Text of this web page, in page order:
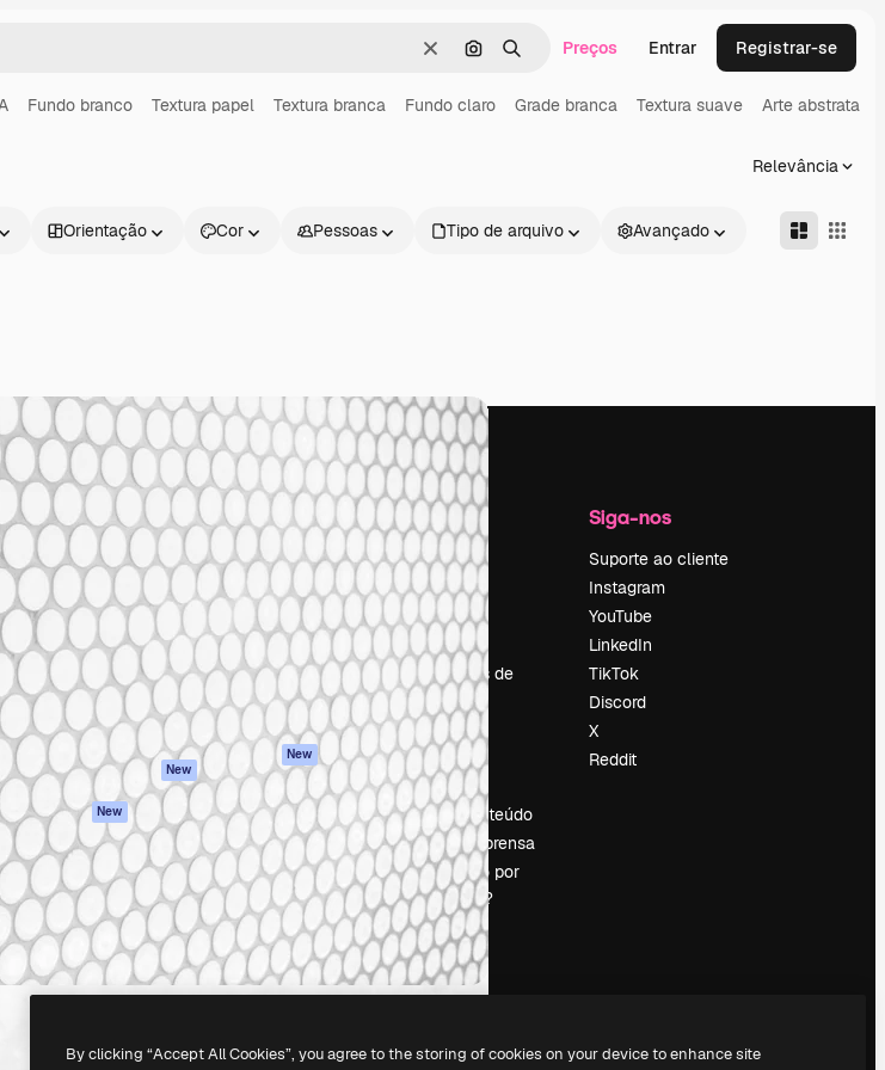
LimparPesquisar por imagem
BuscarPreços Entrar Registrar-se
Fundo branco Textura papel Textura branca Fundo claro Grade branca Textura suave Arte abstrata
Relevância
Orientação Cor Pessoas Tipo de arquivo Avançado
Produtos
Spaces
Gerador de
imagens
Gerador de vídeos
Texto para voz
Conteúdo de stock
MCP para
Claude/ChatGPT
New
Agentes New
API
App móvel
Todas as
ferramentas
Começar
Academy
Documentação
Atendimento
Termos e
condições
Política de
privacidade
Originais
New
Política de cookies
Central de
confiabilidade
Afiliados
Empresas
Empresa
Preços
Sobre nós
Reviews
Emprego
Tendências de
pesquisa
Blog
Eventos
Slidesgo
Vender conteúdo
Sala de imprensa
Procurando por
magnific.ai?
Siga-nos
Suporte ao cliente
Instagram
YouTube
LinkedIn
TikTok
Discord
X
Reddit
Todos os direitos reservados.
By clicking “Accept All Cookies”, you agree to the storing of cookies on your device to enhance site